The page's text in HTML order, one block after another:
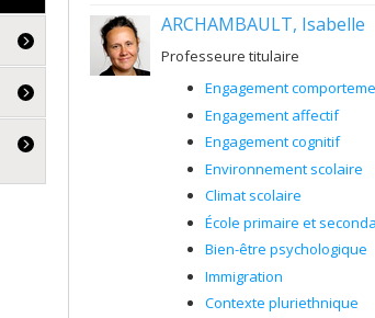
ARCHAMBAULT, Isabelle
Professeure titulaire
Engagement
Engagement affectif
Engagement cognitif
Environnement scolaire
Climat scolaire
École primaire et
Bien-être psychologique
Immigration
Contexte pluriethnique